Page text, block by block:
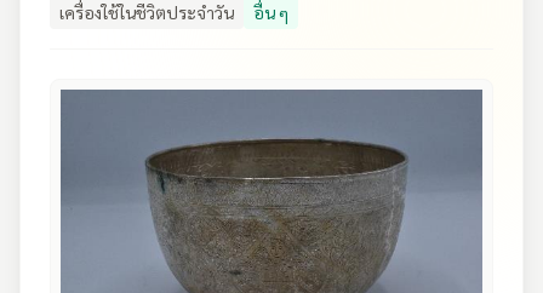
เครื่องใช้ในชีวิตประจำวัน อื่น ๆ